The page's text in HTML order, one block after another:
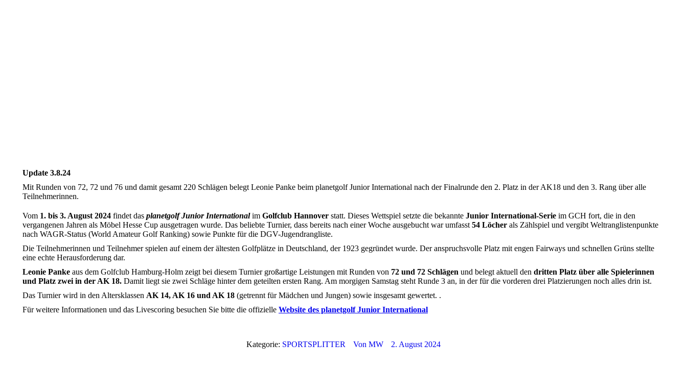
Update 3.8.24
Mit Runden von 72, 72 und 76 und damit gesamt 220 Schlägen belegt Leonie Panke beim planetgolf Junior International nach der Finalrunde den 2. Platz in der AK18 und den 3. Rang über alle
Teilnehmerinnen.
Vom 1. bis 3. August 2024 findet das planetgolf Junior Internationalim Golfclub Hannover statt. Dieses Wettspiel setzte die bekannte Junior International-Serie im GCH fort, die in den
vergangenen Jahren als Möbel Hesse Cup ausgetragen wurde. Das beliebte Turnier, dass bereits nach einer Woche ausgebucht war umfasst 54 Löcher als Zählspiel und vergibt Weltranglistenpunkte
nach WAGR-Status (World Amateur Golf Ranking) sowie Punkte für die DGV-Jugendrangliste.
Die Teilnehmerinnen und Teilnehmer spielen auf einem der ältesten Golfplätze in Deutschland, der 1923 gegründet wurde. Der anspruchsvolle Platz mit engen Fairways und schnellen Grüns stellte
eine echte Herausforderung dar.
Leonie Panke aus dem Golfclub Hamburg-Holm zeigt bei diesem Turnier großartige Leistungen mit Runden von 72 und 72 Schlägen und belegt aktuell den dritten Platz über alle Spielerinnen
und Platz zwei in der AK 18. Damit liegt sie zwei Schläge hinter dem geteilten ersten Rang. Am morgigen Samstag steht Runde 3 an, in der für die vorderen drei Platzierungen noch alles drin ist.
Das Turnier wird in den Altersklassen AK 14, AK 16 und AK 18 (getrennt für Mädchen und Jungen) sowie insgesamt gewertet. .
Für weitere Informationen und das Livescoring besuchen Sie bitte die offizielle Website des planetgolf Junior International
Kategorie: SPORTSPLITTER Von MW 2. August 2024